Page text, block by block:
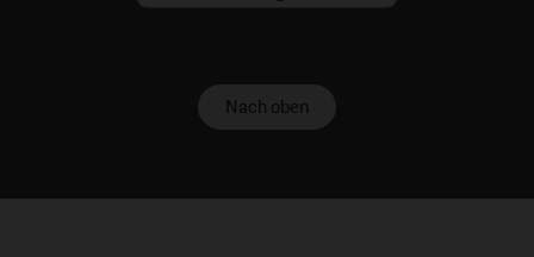
Nach oben